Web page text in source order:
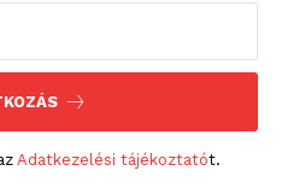
Adatkezelési tájékoztatót.